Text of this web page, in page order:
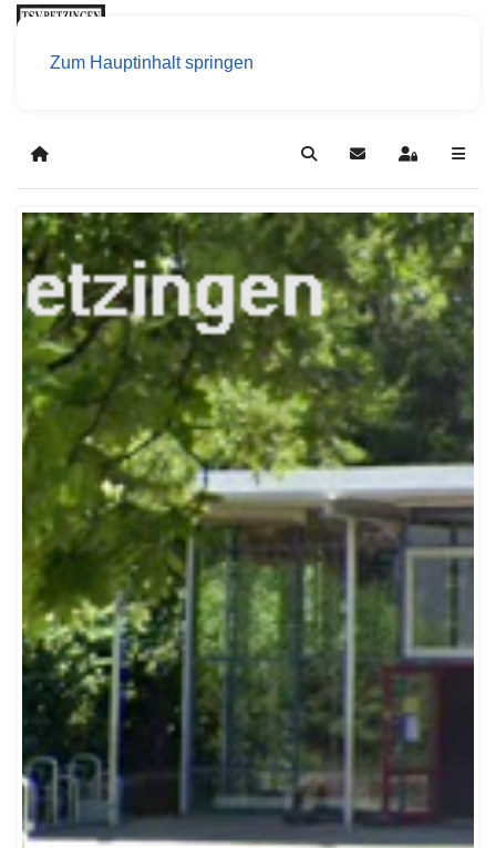
Zum Hauptinhalt springen
Home SearchUpdatesSign In